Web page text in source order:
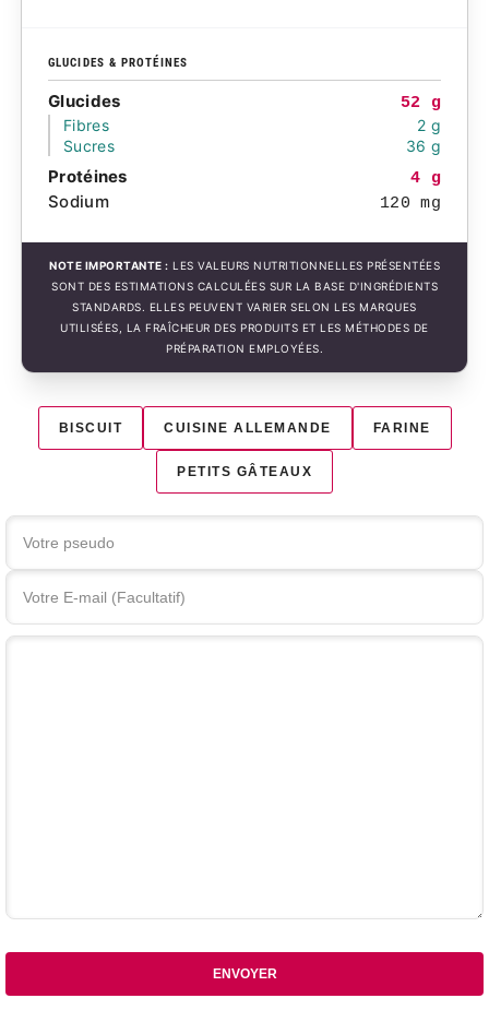
GLUCIDES & PROTÉINES
Glucides
52 g
Fibres
2 g
Sucres
36 g
Protéines 4 g
Sodium 120 mg
NOTE IMPORTANTE : LES VALEURS NUTRITIONNELLES PRÉSENTÉES
SONT DES ESTIMATIONS CALCULÉES SUR LA BASE D'INGRÉDIENTS
STANDARDS. ELLES PEUVENT VARIER SELON LES MARQUES
UTILISÉES, LA FRAÎCHEUR DES PRODUITS ET LES MÉTHODES DE
PRÉPARATION EMPLOYÉES.
BISCUIT CUISINE ALLEMANDE FARINE
PETITS GÂTEAUX
Votre commentaire
ENVOYER